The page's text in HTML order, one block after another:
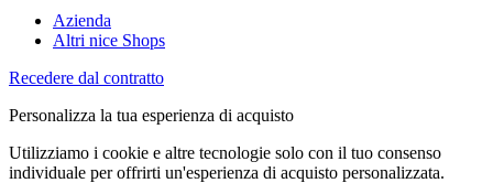
Azienda
Altri nice Shops
Recedere dal contratto
Personalizza la tua esperienza di acquisto
Utilizziamo i cookie e altre tecnologie solo con il tuo consenso
individuale per offrirti un'esperienza di acquisto personalizzata.